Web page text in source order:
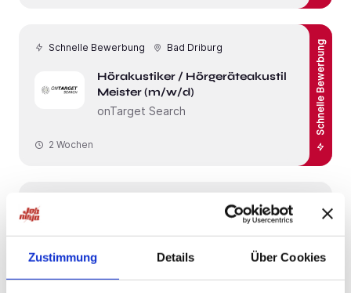
Zustimmung Details Über Cookies
Schnelle Bewerbung Bad Driburg
Hörakustiker / Hörgeräteakustiker -
Meister (m/w/d)
onTarget Search
Schnelle Bewerbung
2 Wochen
Ergotherapeut (m/w/d)
Seniorenresidenz Bad Driburg